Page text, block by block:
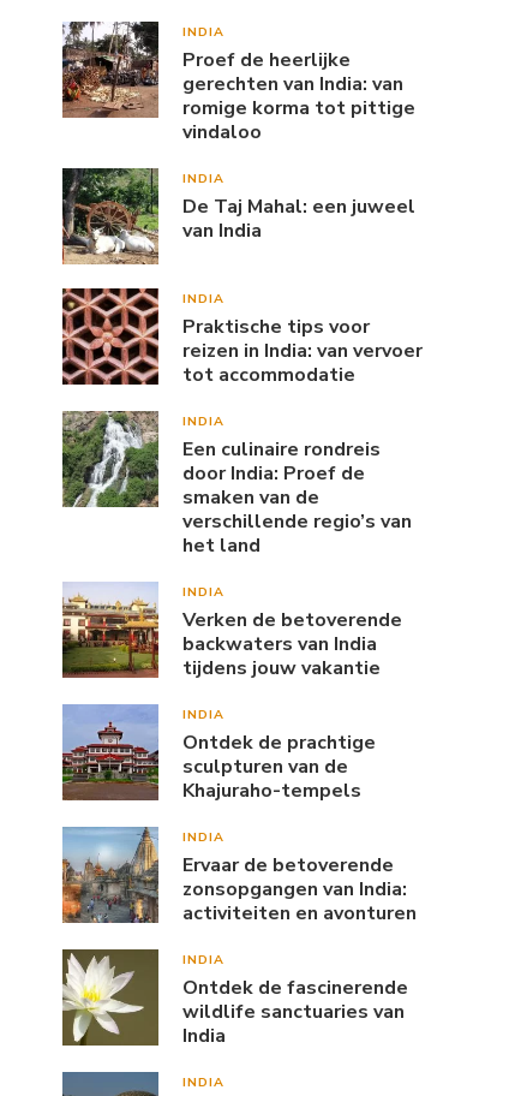
INDIA
Proef de heerlijke
gerechten van India: van
romige korma tot pittige
vindaloo
INDIA
De Taj Mahal: een juweel
van India
INDIA
Praktische tips voor
reizen in India: van vervoer
tot accommodatie
INDIA
Een culinaire rondreis
door India: Proef de
smaken van de
verschillende regio’s van
het land
INDIA
Verken de betoverende
backwaters van India
tijdens jouw vakantie
INDIA
Ontdek de prachtige
sculpturen van de
Khajuraho-tempels
INDIA
Ervaar de betoverende
zonsopgangen van India:
activiteiten en avonturen
INDIA
Ontdek de fascinerende
wildlife sanctuaries van
India
INDIA